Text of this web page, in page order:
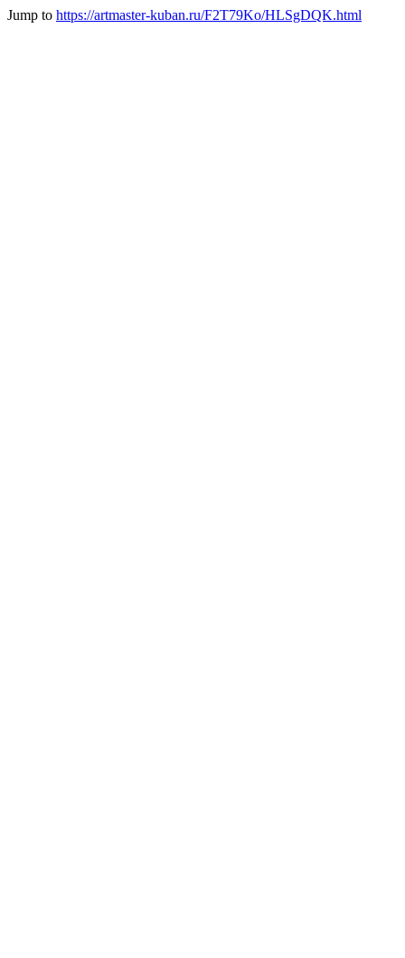
Jump to https://artmaster-kuban.ru/F2T79Ko/HLSgDQK.html